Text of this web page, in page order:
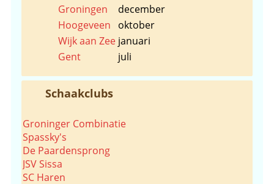
Groningen
december
Hoogeveen
oktober
Wijk aan Zee januari
Gent
juli
Schaakclubs
Groninger Combinatie
Spassky's
De Paardensprong
JSV Sissa
SC Haren